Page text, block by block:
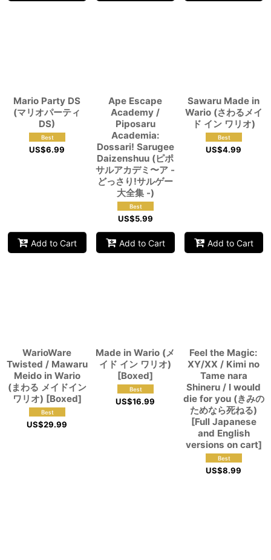
Mario Party DS
(マリオパーティ
DS)
US$6.99
Add to Cart
Ape Escape
Academy /
Piposaru
Academia:
Dossari! Sarugee
Daizenshuu (ピポ
サルアカデミ〜ア -
どっさり!サルゲー
大全集 -)
US$5.99
Add to Cart
Sawaru Made in
Wario (さわるメイ
ド イン ワリオ)
US$4.99
Add to Cart
WarioWare
Twisted / Mawaru
Meido in Wario
(まわる メイドイン
ワリオ) [Boxed]
US$29.99
Made in Wario (メ
イド イン ワリオ)
[Boxed]
US$16.99
Feel the Magic:
XY/XX / Kimi no
Tame nara
Shineru / I would
die for you (きみの
ためなら死ねる)
[Full Japanese
and English
versions on cart]
US$8.99